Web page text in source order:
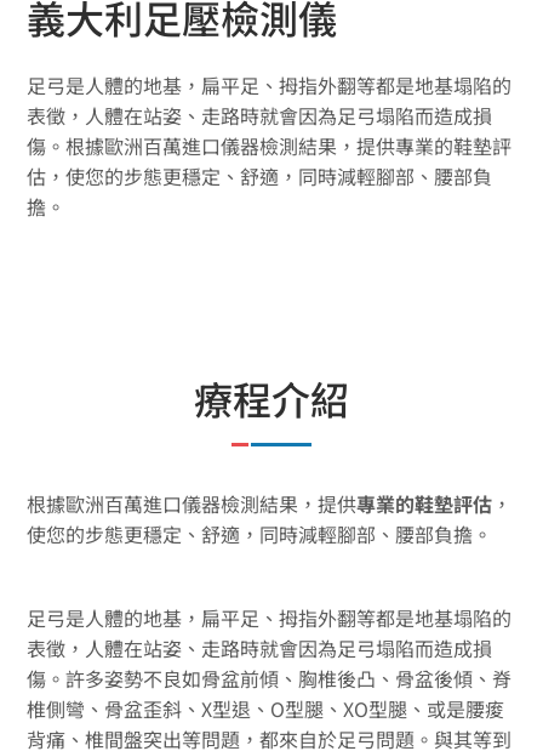
義大利足壓檢測儀
足弓是人體的地基，扁平足、拇指外翻等都是地基塌陷的
表徵，人體在站姿、走路時就會因為足弓塌陷而造成損
傷。根據歐洲百萬進口儀器檢測結果，提供專業的鞋墊評
估，使您的步態更穩定、舒適，同時減輕腳部、腰部負
擔。
療程介紹
根據歐洲百萬進口儀器檢測結果，提供專業的鞋墊評估 ，
使您的步態更穩定、舒適，同時減輕腳部、腰部負擔。
足弓是人體的地基，扁平足、拇指外翻等都是地基塌陷的
表徵，人體在站姿、走路時就會因為足弓塌陷而造成損
傷。許多姿勢不良如骨盆前傾、胸椎後凸、骨盆後傾、脊
椎側彎、骨盆歪斜、X型退、O型腿、XO型腿、或是腰痠
背痛、椎間盤突出等問題，都來自於足弓問題。與其等到